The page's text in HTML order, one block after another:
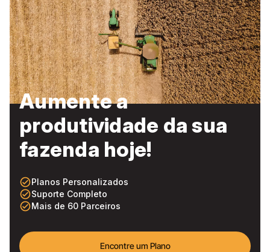
Aumente a
produtividade da sua
fazenda hoje!
check_circle_outlinePlanos Personalizados
check_circle_outlineSuporte Completo
check_circle_outlineMais de 60 Parceiros
Encontre um Plano